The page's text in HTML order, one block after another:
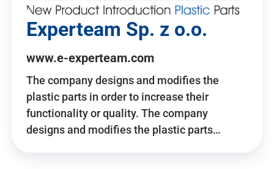
Experteam Sp. z o.o.
www.e-experteam.com
The company designs and modifies the
plastic parts in order to increase their
functionality or quality. The company
designs and modifies the plastic parts…